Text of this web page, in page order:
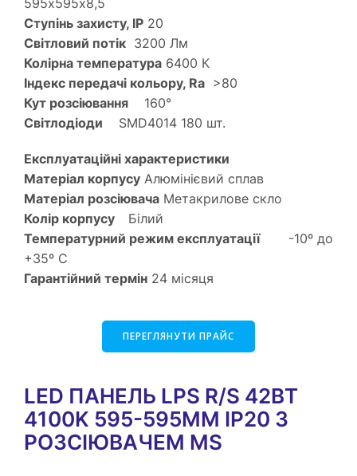
595х595х8,5
Ступінь захисту, IP 20
Світловий потік 3200 Лм
Колірна температура 6400 К
Індекс передачі кольору, Ra >80
Кут розсіювання 160°
Світлодіоди SMD4014 180 шт.
Експлуатаційні характеристики
Матеріал корпусу Алюмінієвий сплав
Матеріал розсіювача Метакрилове скло
Колір корпусу
Білий
Температурний режим експлуатації
-10º до
+35º С
Гарантійний термін 24 місяця
ПЕРЕГЛЯНУТИ ПРАЙС
LED ПАНЕЛЬ LPS R/S 42ВТ
4100K 595-595MM IP20 З
РОЗСІЮВАЧЕМ MS